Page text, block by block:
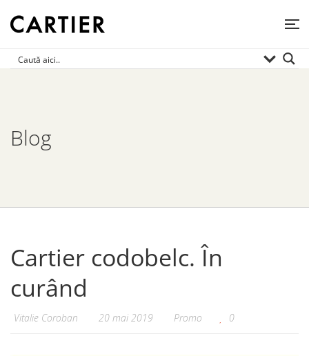
Blog
Cartier codobelc. În
curând
Vitalie Coroban 20 mai 2019 Promo 0